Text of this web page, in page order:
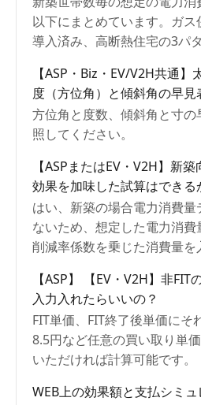
以下にまとめています。ガ
導入済み、高断熱住宅の3パ
を参考にエネがえるへ入力
【ASP・Biz・EV/V2H共通
度（方位角）と傾斜角の早見
方位角と度数、傾斜角と寸の
照してください。
【ASPまたはEV・V2H】新
効果を加味した試算はできる
はい、新築の場合電力消費量
ないため、想定した電力消
削減率係数を乗じた消費量を
【ASP】 【EV・V2H】非FIT
入力入れたらいいの？
FIT単価、FIT終了後単価にそ
8.5円など任意の買い取り単
いただければ計算可能です。
WEB上の効果額と支払シミ